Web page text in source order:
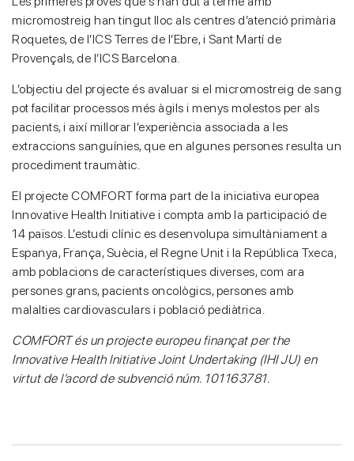
micromostreig han tingut lloc als centres d’atenció primària
Roquetes, de l’ICS Terres de l’Ebre, i Sant Martí de
Provençals, de l’ICS Barcelona.
L’objectiu del projecte és avaluar si el micromostreig de sang
pot facilitar processos més àgils i menys molestos per als
pacients, i així millorar l’experiència associada a les
extraccions sanguínies, que en algunes persones resulta un
procediment traumàtic.
El projecte COMFORT forma part de la iniciativa europea
Innovative Health Initiative i compta amb la participació de
14 països. L’estudi clínic es desenvolupa simultàniament a
Espanya, França, Suècia, el Regne Unit i la República Txeca,
amb poblacions de característiques diverses, com ara
persones grans, pacients oncològics, persones amb
malalties cardiovasculars i població pediàtrica.
COMFORT és un projecte europeu finançat per the
Innovative Health Initiative Joint Undertaking (IHI JU) en
virtut de l’acord de subvenció núm. 101163781.